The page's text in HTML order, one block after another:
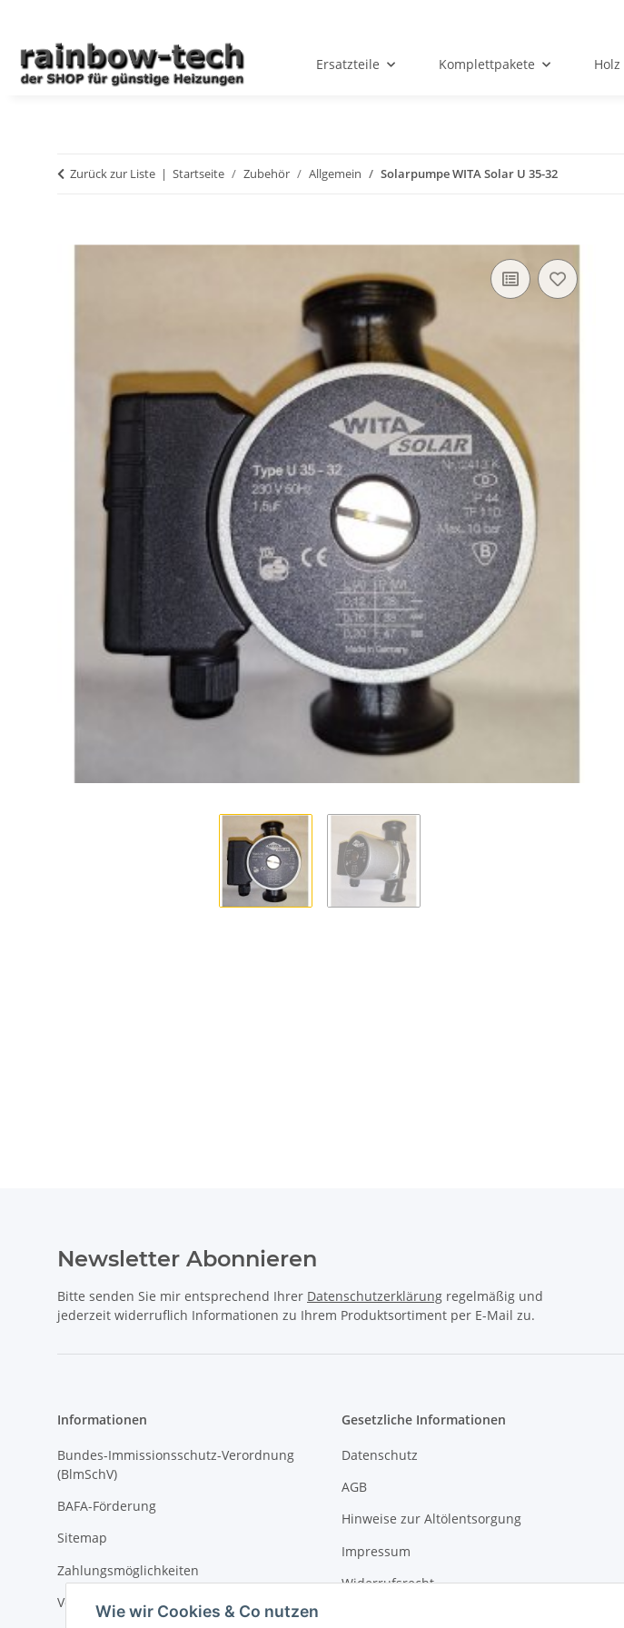
Wie wir Cookies & Co nutzen
Ersatzteile Komplettpakete Holz
Zurück zur Liste Startseite Zubehör Allgemein Solarpumpe WITA Solar U 35-32
Newsletter Abonnieren
Bitte senden Sie mir entsprechend Ihrer Datenschutzerklärung regelmäßig und
jederzeit widerruflich Informationen zu Ihrem Produktsortiment per E-Mail zu.
Informationen
Bundes-Immissionsschutz-Verordnung
(BlmSchV)
BAFA-Förderung
Sitemap
Zahlungsmöglichkeiten
Versandinformationen
Gesetzliche Informationen
Datenschutz
AGB
Hinweise zur Altölentsorgung
Impressum
Widerrufsrecht